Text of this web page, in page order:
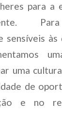
para a
sensíveis às
uma
de
e no